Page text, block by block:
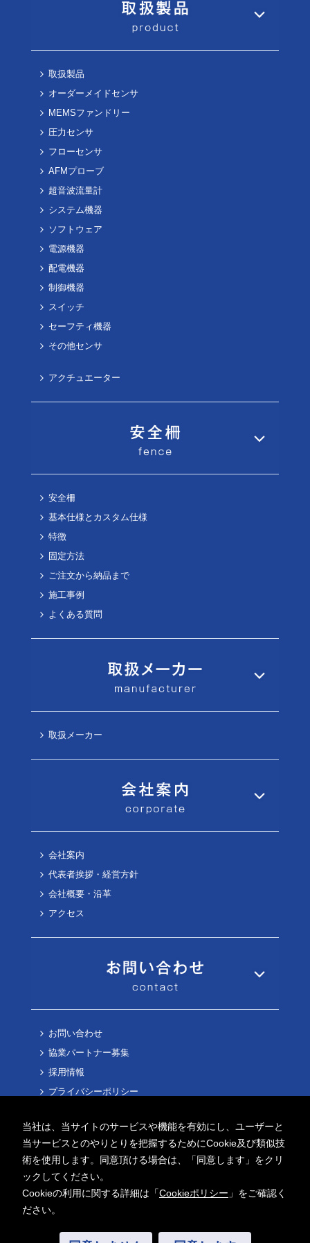
当社は、当サイトのサービスや機能を有効にし、ユーザーと
当サービスとのやりとりを把握するためにCookie及び類似技
術を使用します。同意頂ける場合は、「同意します」をクリ
ックしてください。
Cookieの利用に関する詳細は「Cookieポリシー 」をご確認く
ださい。
取扱製品
オーダーメイドセンサ
MEMSファンドリー
圧力センサ
フローセンサ
AFMプローブ
超音波流量計
システム機器
ソフトウェア
電源機器
配電機器
制御機器
スイッチ
セーフティ機器
その他センサ
アクチュエーター
安全柵
基本仕様とカスタム仕様
特徴
固定方法
ご注文から納品まで
施工事例
よくある質問
取扱メーカー
会社案内
代表者挨拶・経営方針
会社概要・沿革
アクセス
お問い合わせ
協業パートナー募集
採用情報
プライバシーポリシー
Copyright ©2026 AITECH Solution Co.,Ltd.